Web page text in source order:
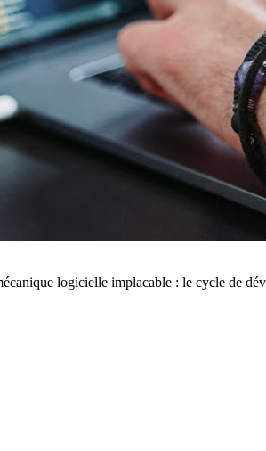
logicielle implacable : le cycle de